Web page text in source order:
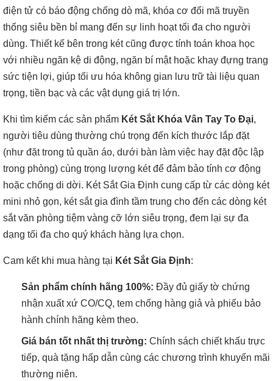
điện tử có báo động chống dò mã, khóa cơ đổi mã truyền
thống siêu bền bỉ mang đến sự linh hoạt tối đa cho người
dùng. Thiết kế bên trong két cũng được tính toán khoa học
với nhiều ngăn kệ di động, ngăn bí mật hoặc khay đựng trang
sức tiện lợi, giúp tối ưu hóa không gian lưu trữ tài liệu quan
trọng, tiền bạc và các vật dụng giá trị lớn.
Khi tìm kiếm các sản phẩm Két Sắt Khóa Vân Tay To Đại,
người tiêu dùng thường chú trọng đến kích thước lắp đặt
(như đặt trong tủ quần áo, dưới bàn làm việc hay đặt độc lập
trong phòng) cùng trọng lượng két để đảm bảo tính cơ động
hoặc chống di dời. Két Sắt Gia Định cung cấp từ các dòng két
mini nhỏ gọn, két sắt gia đình tầm trung cho đến các dòng két
sắt văn phòng tiệm vàng cỡ lớn siêu trọng, đem lại sự đa
dạng tối đa cho quý khách hàng lựa chọn.
Cam kết khi mua hàng tại Két Sắt Gia Định:
Sản phẩm chính hãng 100%: Đầy đủ giấy tờ chứng
nhận xuất xứ CO/CQ, tem chống hàng giả và phiếu bảo
hành chính hãng kèm theo.
Giá bán tốt nhất thị trường: Chính sách chiết khấu trực
tiếp, quà tặng hấp dẫn cùng các chương trình khuyến mãi
thường niên.